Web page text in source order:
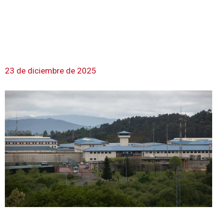
23 de diciembre de 2025